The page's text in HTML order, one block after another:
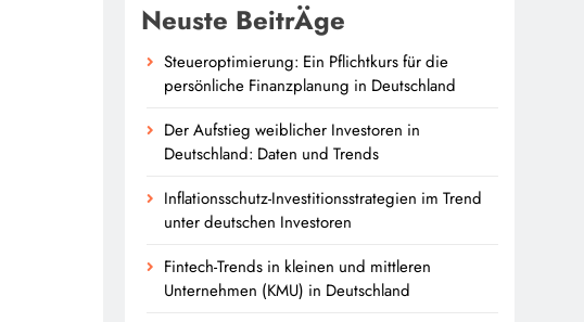
Neuste BeitrÄge
Steueroptimierung: Ein Pflichtkurs für die
persönliche Finanzplanung in Deutschland
Der Aufstieg weiblicher Investoren in
Deutschland: Daten und Trends
Inflationsschutz-Investitionsstrategien im Trend
unter deutschen Investoren
Fintech-Trends in kleinen und mittleren
Unternehmen (KMU) in Deutschland